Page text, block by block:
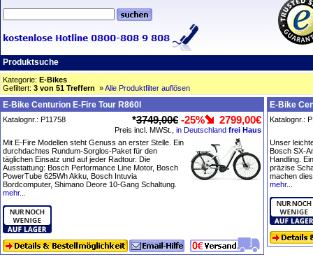
Produktsuche
Kategorie: E-Bikes
Gefiltert: 3 von 51 Treffern »Alle Produktfilter auflösen
E-Bike Centurion E-Fire Tour R860I
Katalognr.: P11758 *3749,00€ -25% 2799,00€
Preis incl. MWSt., in Deutschland frei Haus
Mit E-Fire Modellen steht Genuss an erster Stelle. Ein
durchdachtes Rundum-Sorglos-Paket für den
täglichen Einsatz und auf jeder Radtour. Die
Ausstattung: Bosch Performance Line Motor, Bosch
PowerTube 625Wh Akku, Bosch Intuvia
Bordcomputer, Shimano Deore 10-Gang Schaltung.
mehr...
E-Bike
Katalognr.:
Unser
Bosch SX-
Handling.
präzise
machen
mehr...